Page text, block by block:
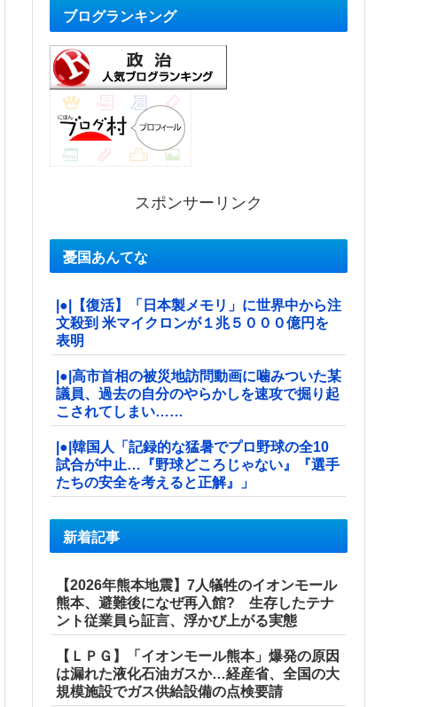
ブログランキング
スポンサーリンク
憂国あんてな
|●|【復活】「日本製メモリ」に世界中から注
文殺到 米マイクロンが１兆５０００億円を
表明
|●|高市首相の被災地訪問動画に噛みついた某
議員、過去の自分のやらかしを速攻で掘り起
こされてしまい……
|●|韓国人「記録的な猛暑でプロ野球の全10
試合が中止…『野球どころじゃない』『選手
たちの安全を考えると正解』」
新着記事
【2026年熊本地震】7人犠牲のイオンモール
熊本、避難後になぜ再入館? 生存したテナ
ント従業員ら証言、浮かび上がる実態
【ＬＰＧ】「イオンモール熊本」爆発の原因
は漏れた液化石油ガスか…経産省、全国の大
規模施設でガス供給設備の点検要請